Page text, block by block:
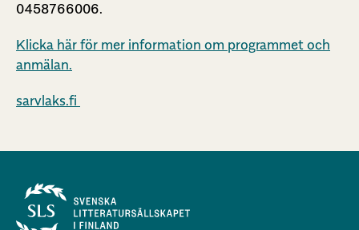
0458766006.
Klicka här för mer information om programmet och
anmälan.
sarvlaks.fi